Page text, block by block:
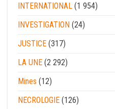
INTERNATIONAL (1 954)
INVESTIGATION (24)
JUSTICE (317)
LA UNE (2 292)
Mines (12)
NECROLOGIE (126)